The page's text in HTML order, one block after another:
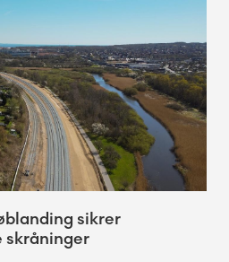
sikrer
skråninger